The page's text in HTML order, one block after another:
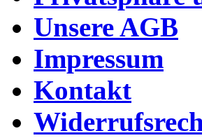
Unsere AGB
Impressum
Kontakt